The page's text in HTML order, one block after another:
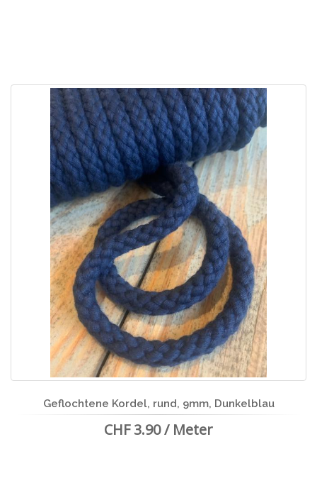
Geflochtene Kordel, rund, 9mm, Dunkelblau
CHF 3.90 / Meter